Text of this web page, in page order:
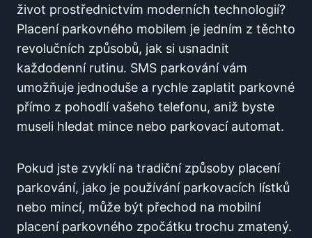
⁣život prostřednictvím moderních technologií?
Placení parkovného mobilem je jedním ​z⁣ těchto
⁤revolučních způsobů, jak si usnadnit
každodenní ​rutinu. SMS parkování vám
umožňuje⁣ jednoduše a rychle zaplatit‍ parkovné
přímo z pohodlí⁣ vašeho​ telefonu, aniž byste⁤
museli hledat mince nebo⁤ parkovací automat.
Pokud​ jste​ zvyklí na tradiční způsoby placení
parkování, jako je ⁢používání ‌parkovacích ​lístků
nebo mincí, může⁤ být přechod na mobilní
placení parkovného ⁢zpočátku‌ trochu zmatený.